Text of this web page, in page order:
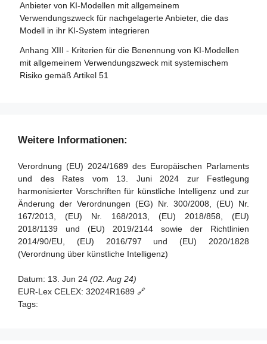
Anbieter von KI-Modellen mit allgemeinem
Verwendungszweck für nachgelagerte Anbieter, die das
Modell in ihr KI-System integrieren
Anhang XIII - Kriterien für die Benennung von KI-Modellen
mit allgemeinem Verwendungszweck mit systemischem
Risiko gemäß Artikel 51
Weitere Informationen:
Verordnung (EU) 2024/1689 des Europäischen Parlaments
und des Rates vom 13. Juni 2024 zur Festlegung
harmonisierter Vorschriften für künstliche Intelligenz und zur
Änderung der Verordnungen (EG) Nr. 300/2008, (EU) Nr.
167/2013, (EU) Nr. 168/2013, (EU) 2018/858, (EU)
2018/1139 und (EU) 2019/2144 sowie der Richtlinien
2014/90/EU, (EU) 2016/797 und (EU) 2020/1828
(Verordnung über künstliche Intelligenz)
Datum: 13. Jun 24 (02. Aug 24)
EUR-Lex CELEX: 32024R1689 🔗
Tags: